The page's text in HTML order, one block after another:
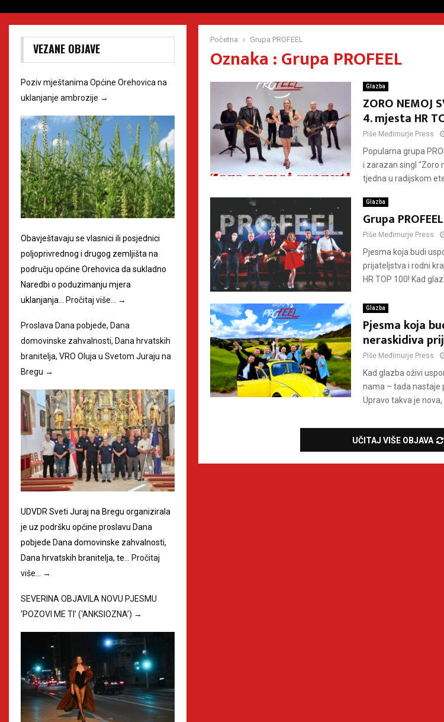
Početna Grupa PROFEEL
Oznaka : Grupa PROFEEL
Glazba
ZORO NEMOJ
4. mjesta HR
Piše Međimurje Press
Popularna grupa
i zarazan singl “Zoro
tjedna u radijskom
Glazba
Grupa
Piše Međimurje Press
Pjesma koja budi
prijateljstva i rodni
HR TOP 100! Kad
Glazba
Pjesma koja
neraskidiva
Piše Međimurje Press
Kad glazba oživi
nama – tada nastaje
Upravo takva je nova,
UČITAJ VIŠE OBJAVA
VEZANE OBJAVE
Poziv mještanima Općine Orehovica na
uklanjanje ambrozije →
Obavještavaju se vlasnici ili posjednici
poljoprivrednog i drugog zemljišta na
području općine Orehovica da sukladno
Naredbi o poduzimanju mjera
uklanjanja…
Pročitaj više… →
Proslava Dana pobjede, Dana
domovinske zahvalnosti, Dana hrvatskih
branitelja, VRO Oluja u Svetom Juraju na
Bregu →
UDVDR Sveti Juraj na Bregu organizirala
je uz podršku općine proslavu Dana
pobjede Dana domovinske zahvalnosti,
Dana hrvatskih branitelja, te… Pročitaj
više… →
SEVERINA OBJAVILA NOVU PJESMU
‘POZOVI ME TI’ (‘ANKSIOZNA’) →